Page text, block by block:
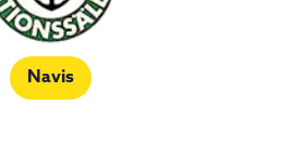
Navis